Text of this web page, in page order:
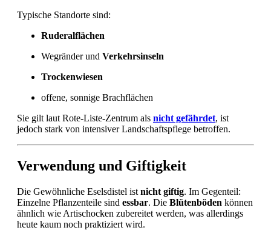
Typische Standorte sind:
Ruderalflächen
Wegränder und Verkehrsinseln
Trockenwiesen
offene, sonnige Brachflächen
Sie gilt laut Rote-Liste-Zentrum als nicht gefährdet, ist
jedoch stark von intensiver Landschaftspflege betroffen.
Verwendung und Giftigkeit
Die Gewöhnliche Eselsdistel ist nicht giftig. Im Gegenteil:
Einzelne Pflanzenteile sind essbar. Die Blütenböden können
ähnlich wie Artischocken zubereitet werden, was allerdings
heute kaum noch praktiziert wird.